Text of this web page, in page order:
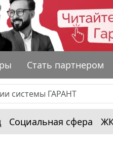
Стать партнером
Социальная сфера